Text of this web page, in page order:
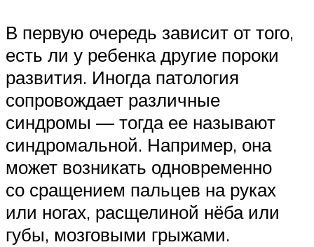
В первую очередь зависит от того,
есть ли у ребенка другие пороки
развития. Иногда патология
сопровождает различные
синдромы — тогда ее называют
синдромальной. Например, она
может возникать одновременно
со сращением пальцев на руках
или ногах, расщелиной нёба или
губы, мозговыми грыжами.